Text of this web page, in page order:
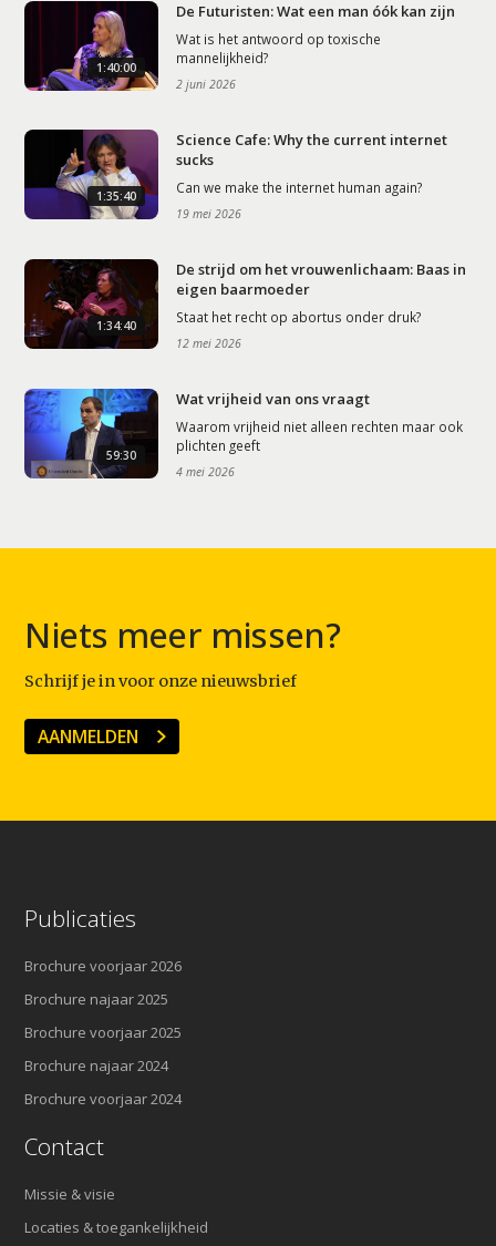
1:40:00
De Futuristen: Wat een man óók kan zijn
Wat is het antwoord op toxische
mannelijkheid?
2 juni 2026
1:35:40
Science Cafe: Why the current internet
sucks
Can we make the internet human again?
19 mei 2026
1:34:40
De strijd om het vrouwenlichaam: Baas in
eigen baarmoeder
Staat het recht op abortus onder druk?
12 mei 2026
59:30
Wat vrijheid van ons vraagt
Waarom vrijheid niet alleen rechten maar ook
plichten geeft
4 mei 2026
Niets meer missen?
Schrijf je in voor onze nieuwsbrief
AANMELDEN
Publicaties
Brochure voorjaar 2026
Brochure najaar 2025
Brochure voorjaar 2025
Brochure najaar 2024
Brochure voorjaar 2024
Contact
Missie & visie
Locaties & toegankelijkheid